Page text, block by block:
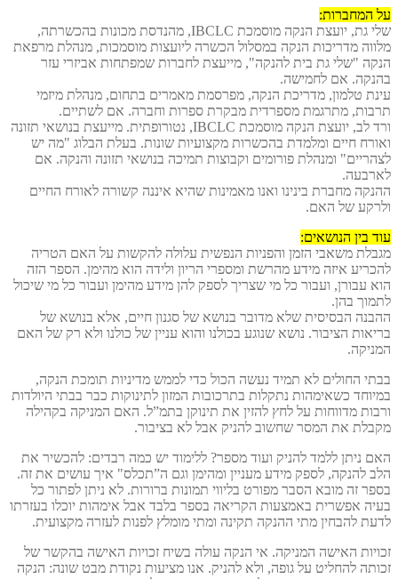
המחברות:
שלי גת, יועצת הנקה מוסמכת IBCLC, מהנדסת מכונות בהכשרתה,
מדריכות הנקה במסלול הכשרה ליועצות מוסמכות, מנהלת מרפאת
"שלי גת בית להנקה", מייעצת לחברות שמפתחות אביזרי עזר
אם לחמישה.
טלמון, מדריכת הנקה, מפרסמת מאמרים בתחום, מנהלת מיזמי
מתרגמת מספרדית מבקרת ספרות וחברה. אם לשתיים.
ורד לב, יועצת הנקה מוסמכת IBCLC, נטורופתית. מייעצת בנושאי תזונה
חיים ומלמדת בהכשרות מקצועיות שונות. בעלת הבלוג "מה יש
ומנהלת פורומים וקבוצות תמיכה בנושאי תזונה והנקה. אם
מחברת בינינו ואנו מאמינות שהיא איננה קשורה לאורח החיים
של האם.
בין הנושאים:
משאבי הזמן והפניות הנפשית עלולה להקשות על האם הטריה
איזה מידע מהרשת ומספרי הריון ולידה הוא מהימן. הספר הזה
עבורן, ועבור כל מי שצריך לספק להן מידע מהימן ועבור כל מי שיכול
בהן.
הבסיסית שלא מדובר בנושא של סגנון חיים, אלא בנושא של
הציבור. נושא שנוגע בכולנו והוא עניין של כולנו ולא רק של האם
החולים לא תמיד נעשה הכול כדי לממש מדיניות תומכת הנקה,
כשאימהות נתקלות בתרכובות המזון לתינוקות כבר בבתי היולדות
מדווחות על לחץ להזין את תינוקן בתמ”ל. האם המניקה בקהילה
את המסר שחשוב להניק אבל לא בציבור.
ניתן ללמד להניק ועוד מספר? ללימוד יש כמה רבדים: להכשיר את
להנקה, לספק מידע מעניין ומהימן וגם ה”תכלס" איך עושים את זה.
זה מובא הסבר מפורט בליווי תמונות ברורות. לא ניתן לפתור כל
אפשרית באמצעות הקריאה בספר בלבד אבל אימהות יוכלו בעזרתו
להבחין מתי ההנקה תקינה ומתי מומלץ לפנות לעזרה מקצועית.
האישה המניקה. אי הנקה עולה בשיח זכויות האישה בהקשר של
להחליט על גופה, ולא להניק. אנו מציעות נקודת מבט שונה: הנקה